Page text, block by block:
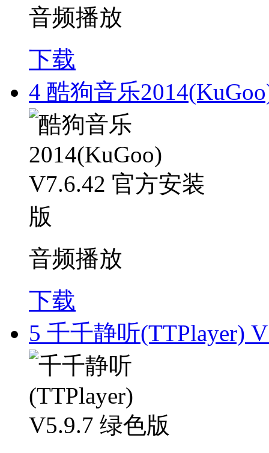
音频播放
下载
4 酷狗音乐
音频播放
下载
5 千千静听(TTPlayer)